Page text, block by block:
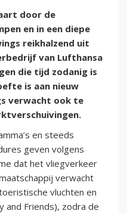
door de
en in een diepe
reikhalzend uit
van Lufthansa
die tijd zodanig is
is aan nieuw
verwacht ook te
en steeds
geven volgens
dat het vliegverkeer
verwacht
vluchten en
and Friends), zodra de